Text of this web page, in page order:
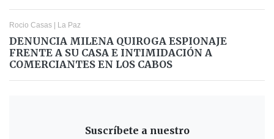
Rocio Casas | La Paz
DENUNCIA MILENA QUIROGA ESPIONAJE
FRENTE A SU CASA E INTIMIDACIÓN A
COMERCIANTES EN LOS CABOS
Suscríbete a nuestro